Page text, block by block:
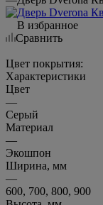
В избранное
Сравнить
Цвет покрытия:
Характеристики
Цвет
—
Серый
Материал
—
Экошпон
Ширина, мм
—
600, 700, 800, 900